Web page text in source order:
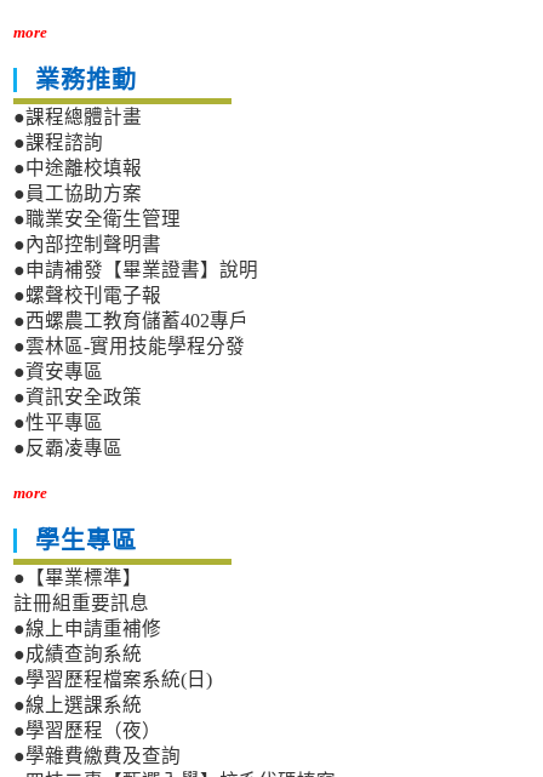
more
業務推動
●課程總體計畫
●課程諮詢
●中途離校填報
●員工協助方案
●職業安全衛生管理
●內部控制聲明書
●申請補發【畢業證書】說明
●螺聲校刊電子報
●西螺農工教育儲蓄402專戶
●雲林區-實用技能學程分發
●資安專區
●資訊安全政策
●性平專區
●反霸凌專區
more
學生專區
●【畢業標準】
註冊組重要訊息
●線上申請重補修
●成績查詢系統
●學習歷程檔案系統(日)
●線上選課系統
●學習歷程（夜）
●學雜費繳費及查詢